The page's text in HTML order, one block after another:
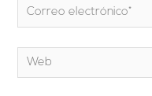
Correo
electrónico*
Web